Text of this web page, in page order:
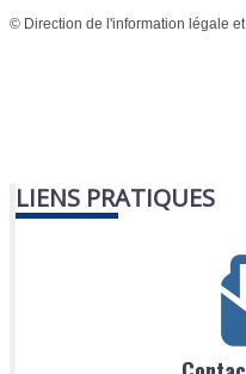
© Direction de l'information légale
LIENS PRATIQUES